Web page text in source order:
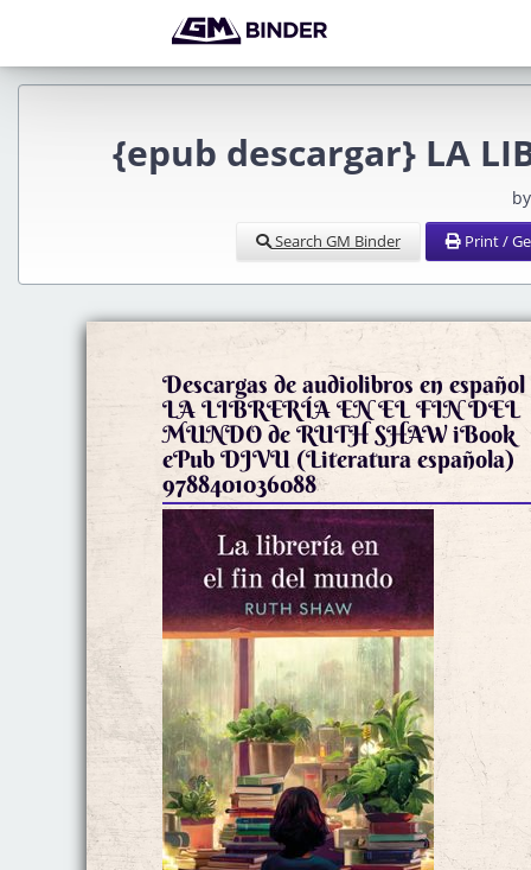
{epub descargar} LA
Search GM Binder Print /
Descargas de audiolibros en español
LA LIBRERÍA EN EL FIN DEL
MUNDO de RUTH SHAW iBook
ePub DJVU (Literatura española)
9788401036088